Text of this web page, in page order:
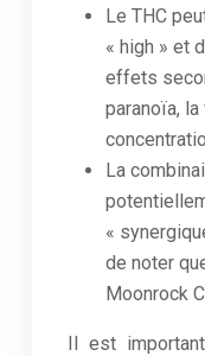
Le THC
« high » et
effets
paranoïa,
La
«
de noter
Moonrock
Il est